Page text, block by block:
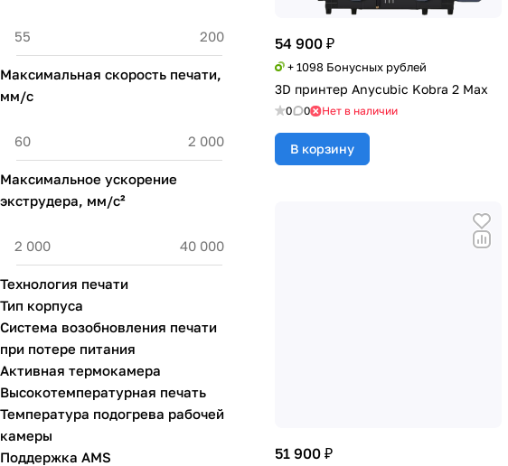
54 900 ₽
+ 1098 Бонусных рублей
3D принтер Anycubic Kobra 2 Max
0 0 Нет в наличии
В корзину
51 900 ₽
Максимальная скорость печати,
мм/с
Максимальное ускорение
экструдера, мм/с²
Технология печати
Тип корпуса
Система возобновления печати
при потере питания
Активная термокамера
Высокотемпературная печать
Температура подогрева рабочей
камеры
Поддержка AMS